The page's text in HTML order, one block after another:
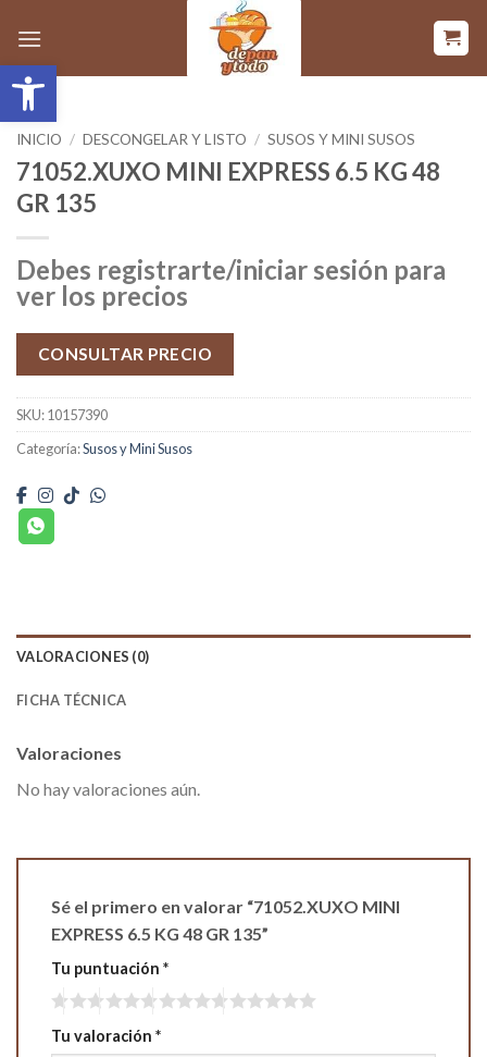
Abrir barra de herramientas
contenido
INICIO / DESCONGELAR Y LISTO / SUSOS Y MINI SUSOS
71052.XUXO MINI EXPRESS 6.5 KG 48
GR 135
Debes registrarte/iniciar sesión para
ver los precios
CONSULTAR PRECIO
SKU:10157390
Categoría:Susos y Mini Susos
VALORACIONES (0)
FICHA TÉCNICA
Valoraciones
No hay valoraciones aún.
Sé el primero en valorar “71052.XUXO MINI
EXPRESS 6.5 KG 48 GR 135”
Tu puntuación *
Tu valoración *